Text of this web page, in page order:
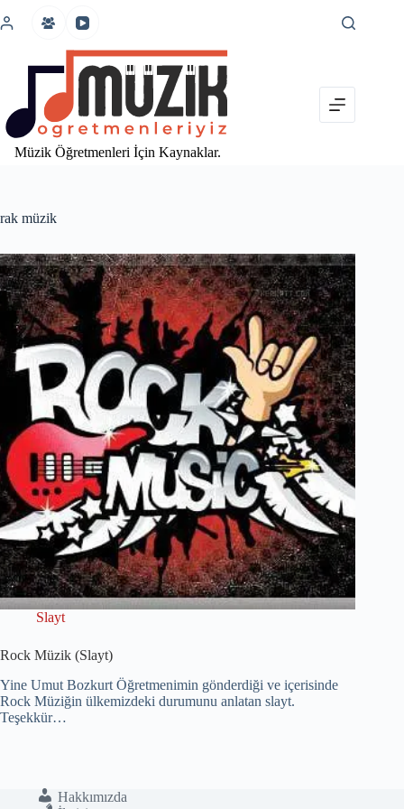
atla
Müzik Öğretmenleri İçin Kaynaklar.
rak müzik
Slayt
Rock Müzik (Slayt)
Yine Umut Bozkurt Öğretmenimin gönderdiği ve içerisinde
Rock Müziğin ülkemizdeki durumunu anlatan slayt.
Teşekkür…
Hakkımızda